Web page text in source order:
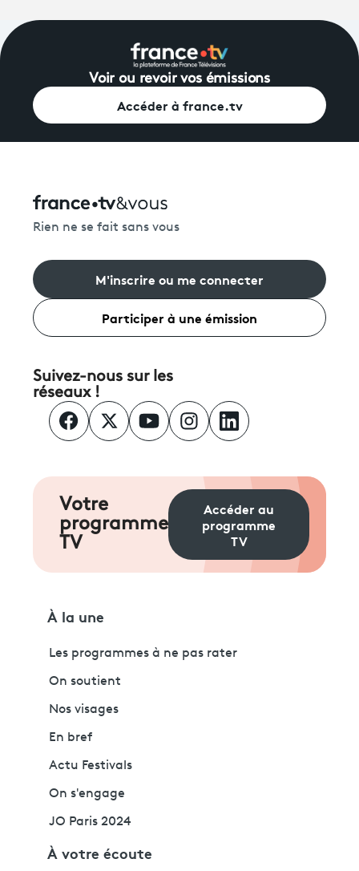
Voir ou revoir vos émissions
Accéder à france.tv
Rien ne se fait sans vous
M'inscrire ou me connecter
Participer à une émission
Suivez-nous sur les
réseaux !
Votre
programme
TV
Accéder au
programme
TV
À la une
Les programmes à ne pas rater
On soutient
Nos visages
En bref
Actu Festivals
On s'engage
JO Paris 2024
À votre écoute